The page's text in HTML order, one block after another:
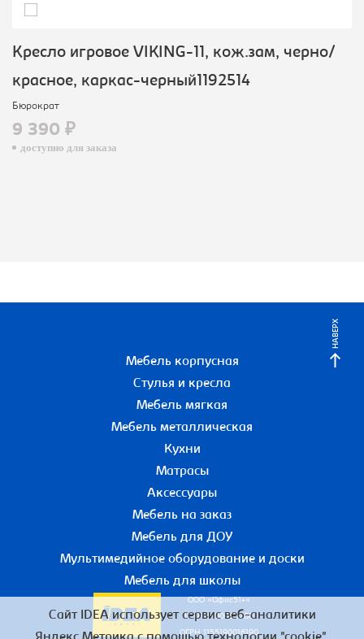
Кресло игровое VIKING-11, кож.зам, черно/
красное, каркас-черный1192514
Бюрократ
9 390 ₽
доступно для заказа
НАВЕРХ
Мебель корпусная
Стулья и кресла
Мебель мягкая
Мебель металлическая
Кухни
Матрасы
Аксессуары
Мебель на заказ
Мебель для ДОУ
Мультимедийное оборудование и доски
Мебель для школы
ООО «Офис51+»
ИНН 5190055780
ОГРН 1155190016190
Сайт IDEA использует сервис веб-аналитики